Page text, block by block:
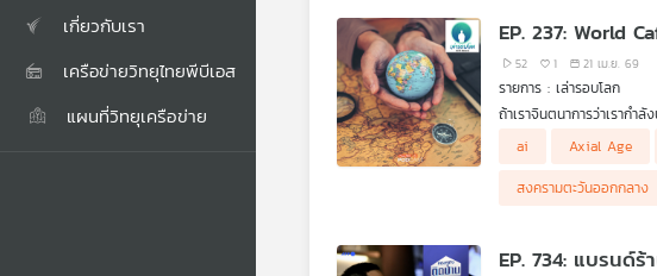
เกี่ยวกับเรา
เครือข่ายวิทยุไทยพีบีเอส
แผนที่วิทยุเครือข่าย
EP. 237: World
52 1 21 เม.ย. 69
รายการ : เล่ารอบโลก
ถ้าเราจินตนาการว่าเราก
ขัดแย้ง และในสภาวะแห่
และ พระพุทธเจ้า มานั่งสน
สนทนากันอย่างไรบ้าง
ai Axial Age
สงครามตะวันออกกลาง
EP. 734: แบรนด์